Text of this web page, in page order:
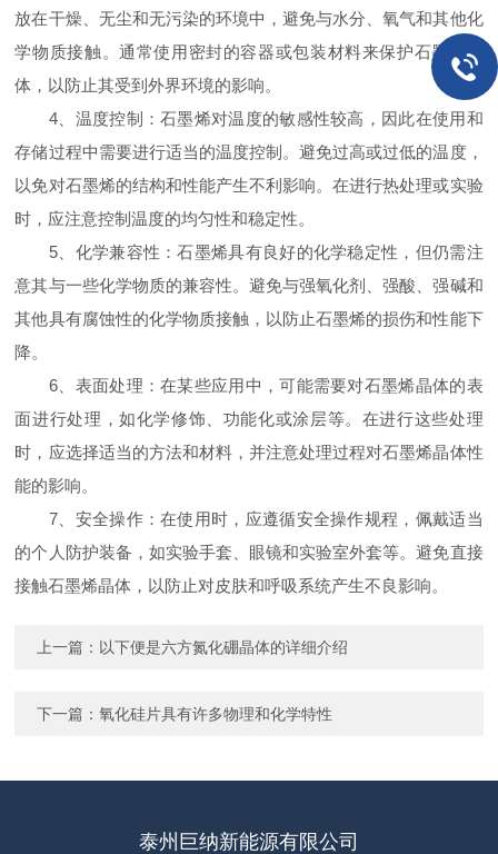
放在干燥、无尘和无污染的环境中，避免与水分、氧气和其他化
学物质接触。通常使用密封的容器或包装材料来保护石墨烯晶
体，以防止其受到外界环境的影响。
4、温度控制：石墨烯对温度的敏感性较高，因此在使用和
存储过程中需要进行适当的温度控制。避免过高或过低的温度，
以免对石墨烯的结构和性能产生不利影响。在进行热处理或实验
时，应注意控制温度的均匀性和稳定性。
5、化学兼容性：石墨烯具有良好的化学稳定性，但仍需注
意其与一些化学物质的兼容性。避免与强氧化剂、强酸、强碱和
其他具有腐蚀性的化学物质接触，以防止石墨烯的损伤和性能下
降。
6、表面处理：在某些应用中，可能需要对石墨烯晶体的表
面进行处理，如化学修饰、功能化或涂层等。在进行这些处理
时，应选择适当的方法和材料，并注意处理过程对石墨烯晶体性
能的影响。
7、安全操作：在使用时，应遵循安全操作规程，佩戴适当
的个人防护装备，如实验手套、眼镜和实验室外套等。避免直接
接触石墨烯晶体，以防止对皮肤和呼吸系统产生不良影响。
上一篇： 以下便是六方氮化硼晶体的详细介绍
下一篇：氧化硅片具有许多物理和化学特性
泰州巨纳新能源有限公司